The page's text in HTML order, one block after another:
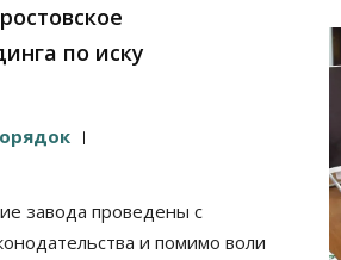
по иску
завода проведены с
и помимо воли